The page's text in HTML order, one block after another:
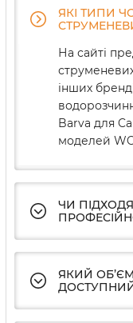
ЯКІ ТИПИ
На сайті
інших
Barva для
моделей
ЧИ
ЯКИЙ